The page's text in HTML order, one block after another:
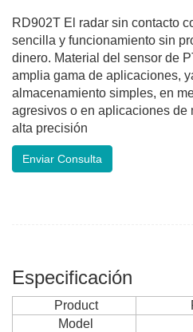
RD902T El radar sin contacto
sencilla y funcionamiento sin
dinero. Material del sensor de
amplia gama de aplicaciones,
almacenamiento simples, en
agresivos o en aplicaciones de
alta precisión
Enviar Consulta
Especificación
Product
Model